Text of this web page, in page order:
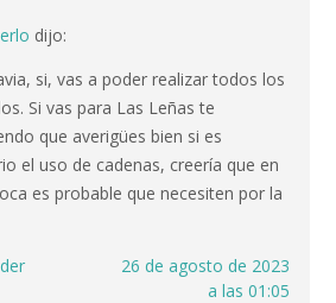
dijo:
si, vas a poder realizar todos los
Si vas para Las Leñas te
que averigües bien si es
el uso de cadenas, creería que en
es probable que necesiten por la
26 de agosto de 2023
a las 01:05